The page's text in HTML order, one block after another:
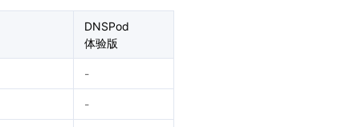
DNSPod
体验版
-
-